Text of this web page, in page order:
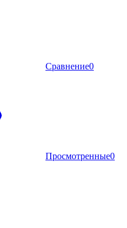
Сравнение0
Просмотренные0